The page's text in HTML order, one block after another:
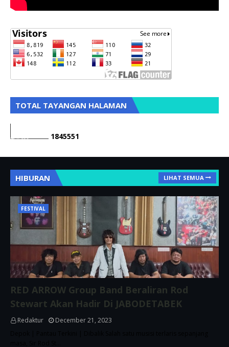
TOTAL TAYANGAN HALAMAN
1845551
HIBURAN LIHAT SEMUA
FESTIVAL
RED ARROW Group Band Beraliran Rod
Stewart Akan Hadir Di JABODETABEK
Redaktur
December 21, 2023